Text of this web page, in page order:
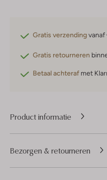
Gratis verzendingvanaf
Gratis retourneren
Betaal achteraf met
Product informatie
Bezorgen & retourneren